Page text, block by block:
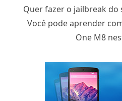
Quer fazer o jailbreak do
Você pode aprender
One M8